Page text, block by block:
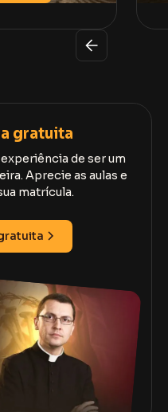
gratuita
de ser um
Aprecie as aulas e
matrícula.